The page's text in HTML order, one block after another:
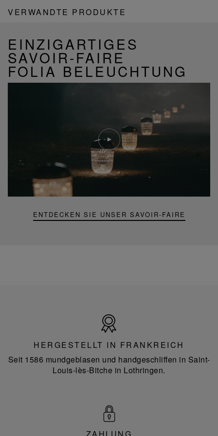
VERWANDTE PRODUKTE
EINZIGARTIGES
SAVOIR-FAIRE
FOLIA BELEUCHTUNG
ENTDECKEN SIE UNSER SAVOIR-FAIRE
Video
abspielen
YouTube-
Video,
Folia
Mini-
Portable-
Frankreich
HERGESTELLT IN FRANKREICH
Seit 1586 mundgeblasen und handgeschliffen in Saint-
Louis-lès-Bitche in Lothringen.
ZAHLUNG